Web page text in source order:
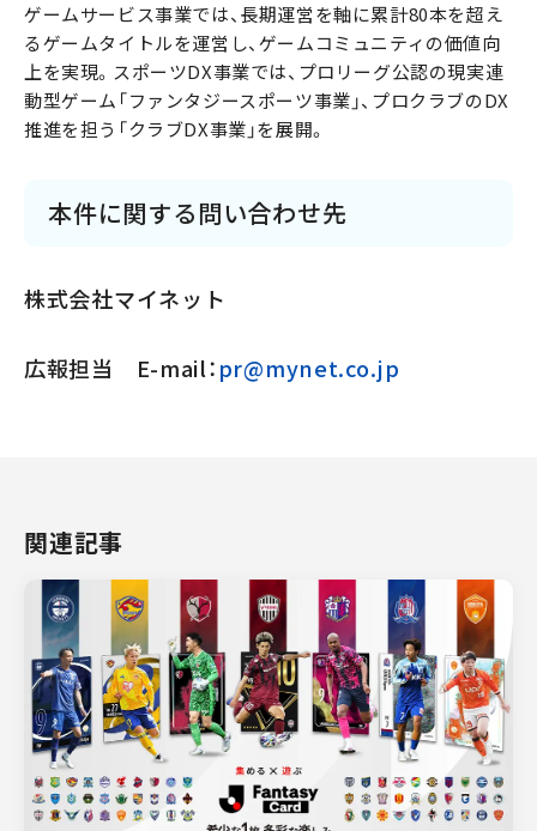
ゲームサービス事業では、長期運営を軸に累計80本を超え
るゲームタイトルを運営し、ゲームコミュニティの価値向
上を実現。スポーツDX事業では、プロリーグ公認の現実連
動型ゲーム「ファンタジースポーツ事業」、プロクラブのDX
推進を担う「クラブDX事業」を展開。
本件に関する問い合わせ先
株式会社マイネット
広報担当 E-mail：pr@mynet.co.jp
関連記事